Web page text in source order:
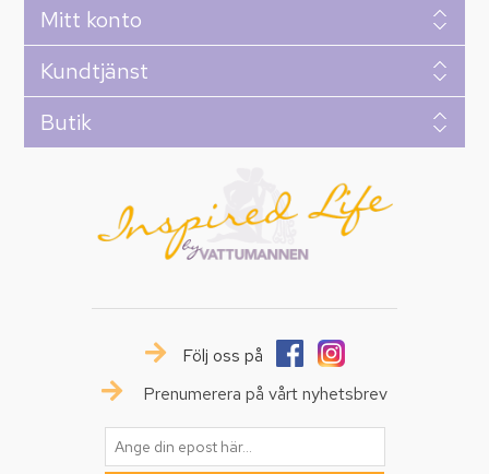
Mitt konto
Kundtjänst
Butik
Följ oss på
Prenumerera på vårt nyhetsbrev